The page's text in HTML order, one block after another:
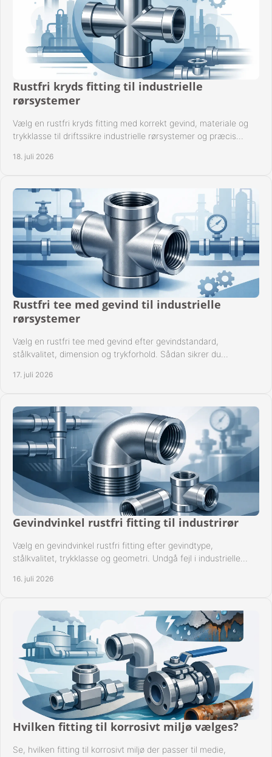
Rustfri kryds fitting til industrielle
rørsystemer
Vælg en rustfri kryds fitting med korrekt gevind, materiale og
trykklasse til driftssikre industrielle rørsystemer og præcis
18. juli 2026
Rustfri tee med gevind til industrielle
rørsystemer
Vælg en rustfri tee med gevind efter gevindstandard,
stålkvalitet, dimension og trykforhold. Sådan sikrer du
17. juli 2026
Gevindvinkel rustfri fitting til industrirør
Vælg en gevindvinkel rustfri fitting efter gevindtype,
stålkvalitet, trykklasse og geometri. Undgå fejl i industrielle
16. juli 2026
Hvilken fitting til korrosivt miljø vælges?
Se, hvilken fitting til korrosivt miljø der passer til medie,